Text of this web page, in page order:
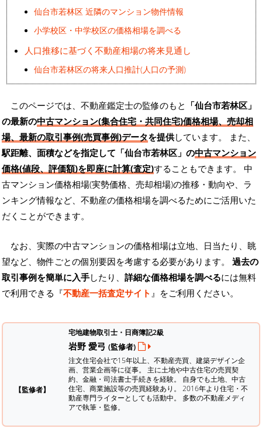
仙台市若林区 近隣のマンション物件情報
小学校区・中学校区の価格相場を調べる
人口推移に基づく不動産相場の将来見通し
仙台市若林区の将来人口推計(人口の予測)
このページでは、不動産鑑定士の監修のもと 「仙台市若林区」
の最新の中古マンション(集合住宅・共同住宅)価格相場、売却相
場、最新の取引事例(売買事例)データを提供しています。 また、
駅距離、面積などを指定して「仙台市若林区」の中古マンション
価格(値段、評価額)を即座に計算(査定)することもできます。 中
古マンション価格相場(実勢価格、売却相場)の推移・動向や、ラ
ンキング情報など、不動産の価格相場を調べるためにご活用いた
だくことができます。
なお、実際の中古マンションの価格相場は立地、日当たり、眺
望など、物件ごとの個別要因を考慮する必要があります。 過去の
取引事例を簡単に入手したり、 詳細な価格相場を調べるには無料
で利用できる『不動産一括査定サイト 』をご利用ください。
【監修者】
宅地建物取引士・日商簿記2級
岩野 愛弓 (監修者)
注文住宅会社で15年以上、不動産売買、建築デザイン企
画、営業企画等に従事。 主に土地や中古住宅の売買契
約、金融・司法書士手続きを経験。 自身でも土地、中古
住宅、商業施設等の売買経験あり。 2016年より住宅・不
動産専門ライターとしても活動中。 多数の不動産メディ
アで執筆・監修。